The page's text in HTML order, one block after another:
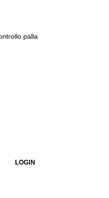
palla